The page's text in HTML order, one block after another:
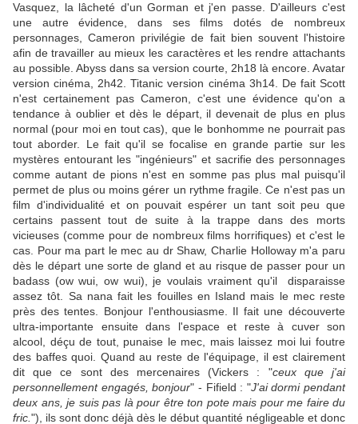
Vasquez, la lâcheté d'un Gorman et j'en passe. D'ailleurs c'est
une autre évidence, dans ses films dotés de nombreux
personnages, Cameron privilégie de fait bien souvent l'histoire
afin de travailler au mieux les caractères et les rendre attachants
au possible. Abyss dans sa version courte, 2h18 là encore. Avatar
version cinéma, 2h42. Titanic version cinéma 3h14. De fait Scott
n'est certainement pas Cameron, c'est une évidence qu'on a
tendance à oublier et dès le départ, il devenait de plus en plus
normal (pour moi en tout cas), que le bonhomme ne pourrait pas
tout aborder. Le fait qu'il se focalise en grande partie sur les
mystères entourant les "ingénieurs" et sacrifie des personnages
comme autant de pions n'est en somme pas plus mal puisqu'il
permet de plus ou moins gérer un rythme fragile. Ce n'est pas un
film d'individualité et on pouvait espérer un tant soit peu que
certains passent tout de suite à la trappe dans des morts
vicieuses (comme pour de nombreux films horrifiques) et c'est le
cas. Pour ma part le mec au dr Shaw, Charlie Holloway m'a paru
dès le départ une sorte de gland et au risque de passer pour un
badass (ow wui, ow wui), je voulais vraiment qu'il disparaisse
assez tôt. Sa nana fait les fouilles en Island mais le mec reste
près des tentes. Bonjour l'enthousiasme. Il fait une découverte
ultra-importante ensuite dans l'espace et reste à cuver son
alcool, déçu de tout, punaise le mec, mais laissez moi lui foutre
des baffes quoi. Quand au reste de l'équipage, il est clairement
dit que ce sont des mercenaires (Vickers : "ceux que j'ai
personnellement engagés, bonjour" - Fifield : "J'ai dormi pendant
deux ans, je suis pas là pour être ton pote mais pour me faire du
fric. "), ils sont donc déjà dès le début quantité négligeable et donc